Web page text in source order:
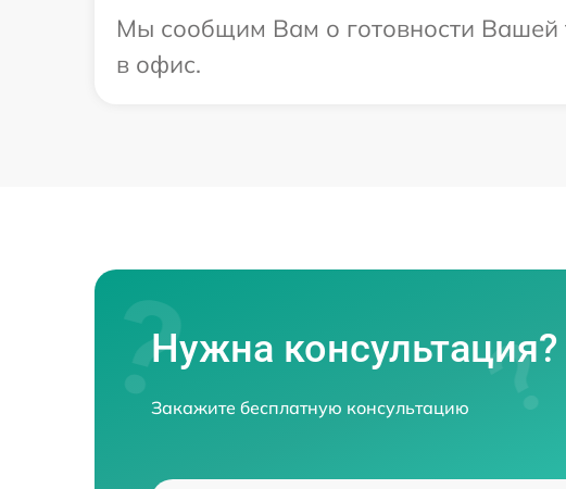
Мы сообщим Вам о готовности Вашей
в офис.
Нужна консультация?
Закажите бесплатную консультацию